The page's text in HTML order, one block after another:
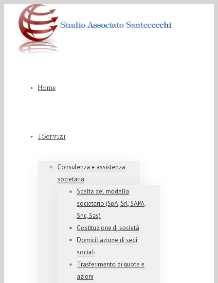
Home
I Servizi
Consulenza e assistenza
societaria
Scelta del modello
societario (SpA, Srl, SAPA,
Snc, Sas)
Costituzione di società
Domiciliazione di sedi
sociali
Trasferimento di quote e
azioni